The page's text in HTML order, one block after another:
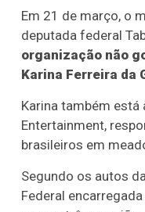
Em 21 de março, o
deputada federal
organização não
Karina Ferreira da
Karina também está
Entertainment,
brasileiros em
Segundo os autos
Federal